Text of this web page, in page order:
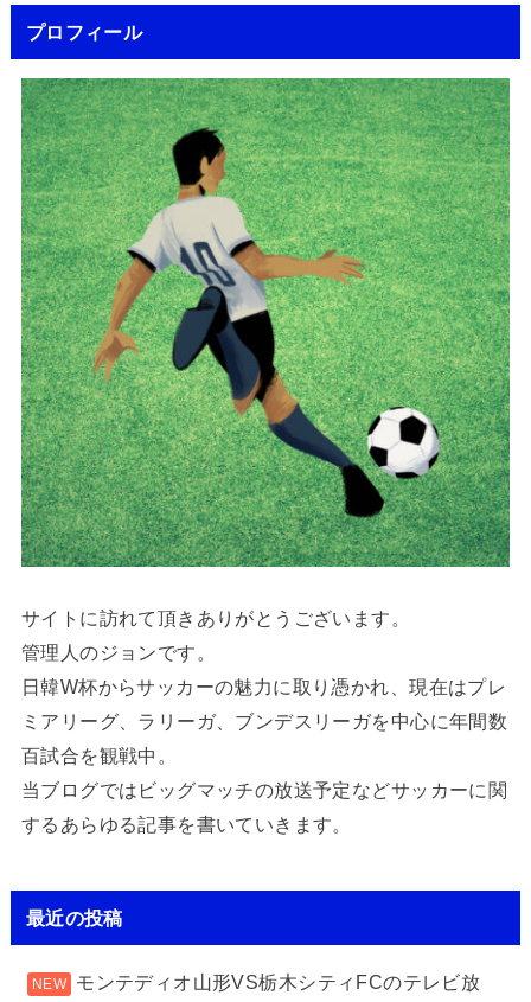
プロフィール
サイトに訪れて頂きありがとうございます。
管理人のジョンです。
日韓W杯からサッカーの魅力に取り憑かれ、現在はプレ
ミアリーグ、ラリーガ、ブンデスリーガを中心に年間数
百試合を観戦中。
当ブログではビッグマッチの放送予定などサッカーに関
するあらゆる記事を書いていきます。
最近の投稿
モンテディオ山形VS栃木シティFCのテレビ放